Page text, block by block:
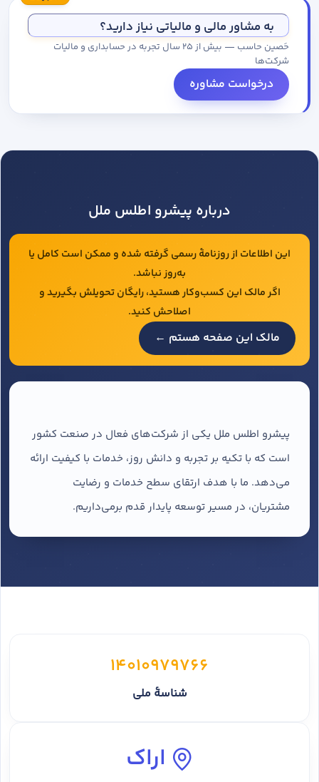
به مشاور مالی و مالیاتی نیاز دارید؟
حَصین حاسب — بیش از ۲۵ سال تجربه در حسابداری و مالیات
شرکت‌ها
درخواست مشاوره
درباره پیشرو اطلس ملل
این اطلاعات از روزنامهٔ رسمی گرفته شده و ممکن است کامل یا
به‌روز نباشد.
اگر مالک این کسب‌وکار هستید، رایگان تحویلش بگیرید و
اصلاحش کنید.
مالک این صفحه هستم ←
پیشرو اطلس ملل یکی از شرکت‌های فعال در صنعت کشور
است که با تکیه بر تجربه و دانش روز، خدمات با کیفیت ارائه
می‌دهد. ما با هدف ارتقای سطح خدمات و رضایت
مشتریان، در مسیر توسعه پایدار قدم برمی‌داریم.
14010979766
شناسهٔ ملی
اراک